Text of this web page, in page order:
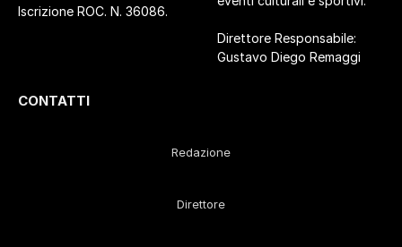
Iscrizione ROC. N. 36086.
Direttore Responsabile:
Gustavo Diego Remaggi
CONTATTI
Redazione
Direttore